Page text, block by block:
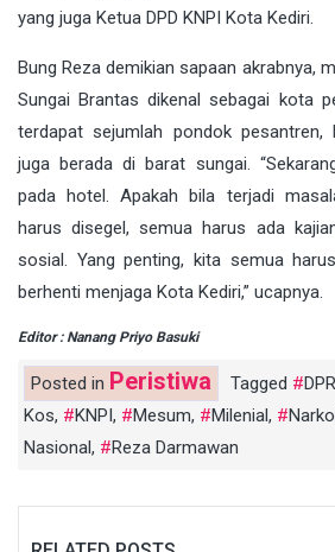
yang juga Ketua DPD KNPI Kota Kediri.
Bung Reza demikian sapaan akrabnya,
Sungai Brantas dikenal sebagai kota
terdapat sejumlah pondok pesantren,
juga berada di barat sungai.
pada hotel. Apakah bila terjadi
harus disegel, semua harus ada
sosial. Yang penting, kita semua
berhenti menjaga Kota Kediri,” ucapnya.
Editor : Nanang Priyo Basuki
Posted in Peristiwa Tagged
Kos, KNPI, Mesum, Milenial,
Nasional, Reza Darmawan